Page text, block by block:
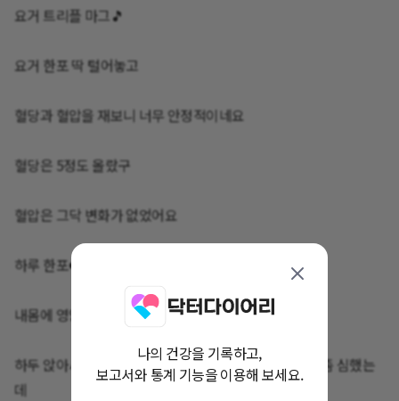
요거 트리플 마그🎵
요거 한포 딱 털어놓고
혈당과 혈압을 재보니 너무 안정적이네요
혈당은 5정도 올랐구
혈압은 그닥 변화가 없었어요‼️
하루 한포❤️
내몸에 영양제를 주는 습관이 생겼네요^^
하두 앉아서 일해서 허리두 아프고 다리가 쥐가 나는게 좀 심했는
데
나의 건강을 기록하고,
보고서와 통계 기능을 이용해 보세요.